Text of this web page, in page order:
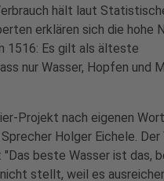
hält laut
erklären sich die hohe
1516: Es gilt als älteste
nur Wasser, Hopfen und
Projekt nach eigenen
Holger Eichele.
beste Wasser ist das,
stellt, weil es